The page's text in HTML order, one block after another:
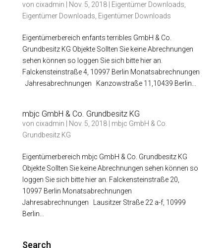
von cixadmin Nov. 5, 2018| Eigentümer Downloads
Eigentümer Downloads Eigentümer Downloads
Eigentümerbereich enfants terribles GmbH & Co.
Grundbesitz KG Objekte Sollten Sie keine Abrechnungen
sehen können so loggen Sie sich bitte hier an.
Falckensteinstraße 4, 10997 Berlin Monatsabrechnungen
Jahresabrechnungen Kanzowstraße 11,10439 Berlin...
mbjc GmbH & Co. Grundbesitz KG
von cixadmin Nov. 5, 2018| mbjc GmbH & Co.
Grundbesitz KG
Eigentümerbereich mbjc GmbH & Co. Grundbesitz KG
Objekte Sollten Sie keine Abrechnungen sehen können so
loggen Sie sich bitte hier an. Falckensteinstraße 20,
10997 Berlin Monatsabrechnungen
Jahresabrechnungen Lausitzer Straße 22 a-f, 10999
Berlin...
Search